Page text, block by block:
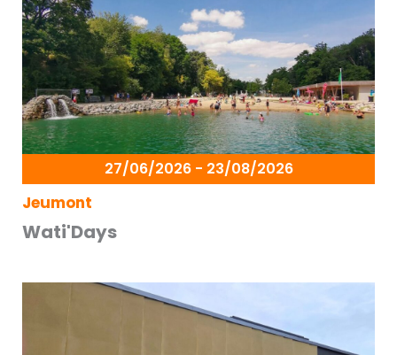
27/06/2026 - 23/08/2026
Jeumont
Wati'Days